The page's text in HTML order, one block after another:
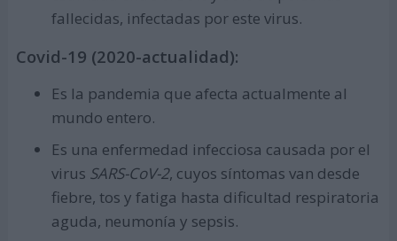
fallecidas, infectadas por este virus.
Covid-19 (2020-actualidad):
Es la pandemia que afecta actualmente al
mundo entero.
Es una enfermedad infecciosa causada por el
virus SARS-CoV-2, cuyos síntomas van desde
fiebre, tos y fatiga hasta dificultad respiratoria
aguda, neumonía y sepsis.